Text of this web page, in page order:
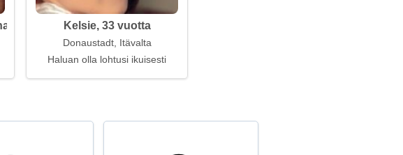
Kelsie, 33 vuotta
Donaustadt, Itävalta
Haluan olla lohtusi ikuisesti